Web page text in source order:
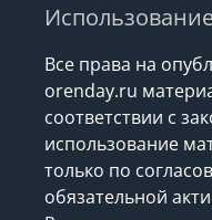
Все права на
orenday.ru
соответствии с
использование
только по
обязательной